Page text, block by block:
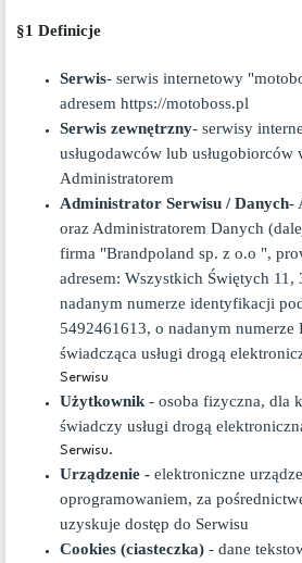
§1 Definicje
Serwis- serwis internetowy "
adresem https://motoboss.pl
Serwis zewnętrzny- serwisy
usługodawców lub usługobiorców
Administratorem
Administrator Serwisu / Danych-
oraz Administratorem Danych
firma "Brandpoland sp. z o.o ",
adresem: Wszystkich Świętych 11,
nadanym numerze identyfikacji
5492461613, o nadanym numerze
świadcząca usługi drogą
Serwisu
Użytkownik - osoba fizyczna, dla
świadczy usługi drogą
Serwisu.
Urządzenie - elektroniczne
oprogramowaniem, za
uzyskuje dostęp do Serwisu
Cookies (ciasteczka) - dane